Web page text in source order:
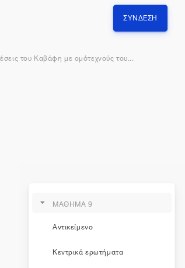
ΣΎΝΔΕΣΗ
του Καβάφη με ομότεχνούς του...
ΜΑΘΗΜΑ 9
Αντικείμενο
Κεντρικά ερωτήματα